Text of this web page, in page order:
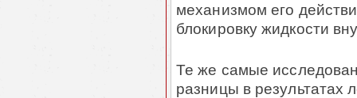
механизмом его
блокировку жидкости
Те же самые
разницы в результатах